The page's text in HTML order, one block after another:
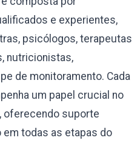
e experientes,
psicólogos, terapeutas
nutricionistas,
de monitoramento. Cada
um papel crucial no
oferecendo suporte
todas as etapas do